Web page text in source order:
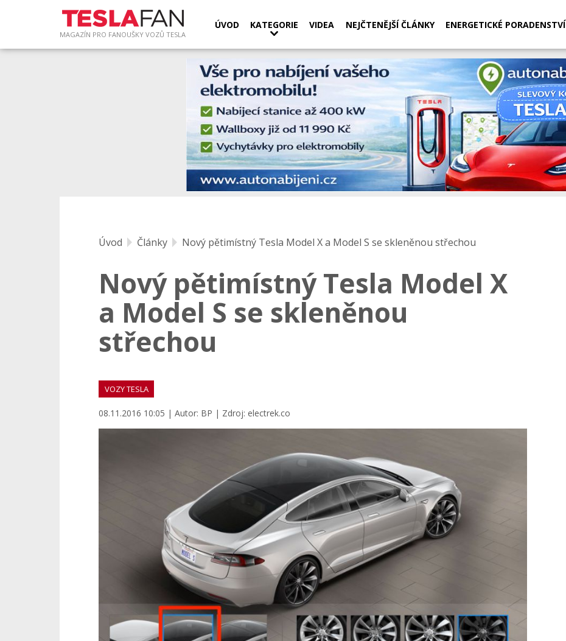
MAGAZÍN PRO FANOUŠKY VOZŮ TESLA
ÚVOD KATEGORIE VIDEA NEJČTENĚJŠÍ ČLÁNKY ENERGETICKÉ PORADENSTVÍ
Úvod Články Nový pětimístný Tesla Model X a Model S se skleněnou střechou
Nový pětimístný Tesla Model X
a Model S se skleněnou
střechou
VOZY TESLA
08.11.2016 10:05 | Autor: BP | Zdroj: electrek.co